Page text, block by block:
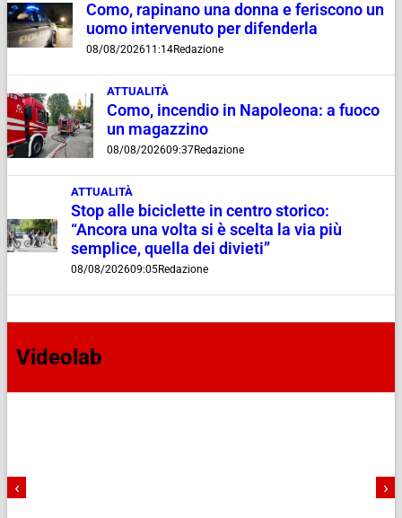
Como, rapinano una donna e feriscono un
uomo intervenuto per difenderla
08/08/202611:14Redazione
ATTUALITÀ
Como, incendio in Napoleona: a fuoco
un magazzino
08/08/202609:37Redazione
ATTUALITÀ
Stop alle biciclette in centro storico:
“Ancora una volta si è scelta la via più
semplice, quella dei divieti”
08/08/202609:05Redazione
Videolab
‹ ›